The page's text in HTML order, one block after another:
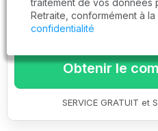
critères en
Obtenir le
SERVICE GRATUIT et
traitement de vos données
Retraite, conformément à la
confidentialité